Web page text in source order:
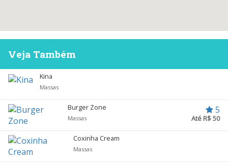
Veja Também
Kina
Massas
Burger Zone
Massas
5
Até R$ 50
Coxinha Cream
Massas